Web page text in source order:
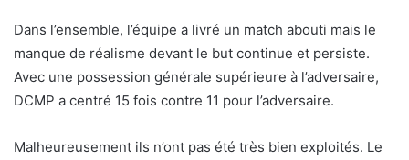
Dans l’ensemble, l’équipe a livré un match abouti mais le
manque de réalisme devant le but continue et persiste.
Avec une possession générale supérieure à l’adversaire,
DCMP a centré 15 fois contre 11 pour l’adversaire.
Malheureusement ils n’ont pas été très bien exploités. Le